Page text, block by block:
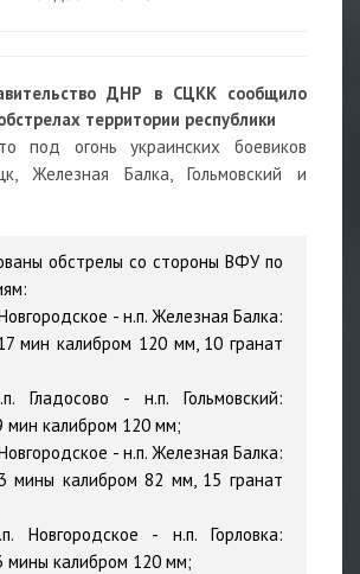
ДНР в СЦКК сообщило
территории республики
под огонь украинских боевиков
Железная Балка, Гольмовский и
обстрелы со стороны ВФУ по
- н.п. Железная Балка:
мин калибром 120 мм, 10 гранат
Гладосово - н.п. Гольмовский:
мин калибром 120 мм;
- н.п. Железная Балка:
мины калибром 82 мм, 15 гранат
Новгородское - н.п. Горловка:
мины калибром 120 мм;